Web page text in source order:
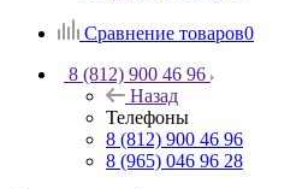
Сравнение товаров0
8 (812) 900 46 96
Назад
Телефоны
8 (812) 900 46 96
8 (965) 046 96 28